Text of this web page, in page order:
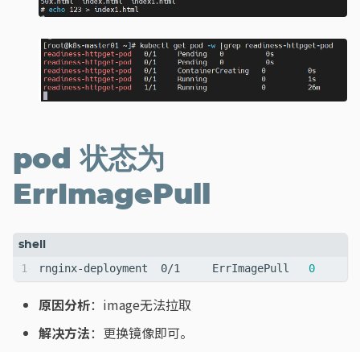
pod 状态为
ErrImagePull
rnginx-deployment  0/1     ErrImagePull 0
原因分析：image无法拉取
解决方法：更换镜像即可。